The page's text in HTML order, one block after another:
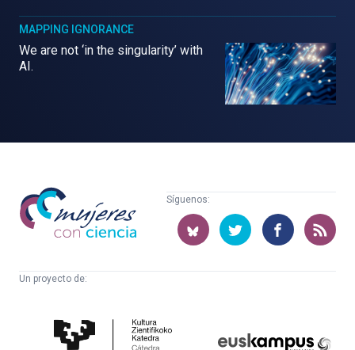
MAPPING IGNORANCE
We are not ‘in the singularity’ with
AI.
Mujeres
con
ciencia
Síguenos:
Un proyecto de:
Cultura